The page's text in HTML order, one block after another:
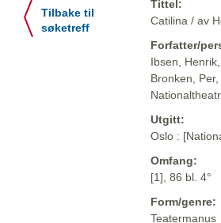
Tilbake til
søketreff
Tittel:
Catilina / av
Forfatter/
Ibsen,
Bronken,
Utgitt:
Oslo :
Omfang:
[1], 86 bl. 4°
Form/genre:
Teatermanus